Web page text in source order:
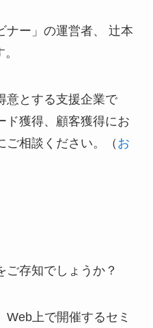
ナー」の運営者、 辻本
意とする支援企業で
ド獲得、顧客獲得にお
ご相談ください。（お
ご存知でしょうか？
上で開催するセミ